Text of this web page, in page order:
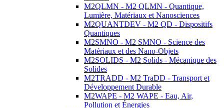
M2QLMN - M2 QLMN - Quantique,
Lumière, Matériaux et Nanosciences
M2QUANTDEV - M2 QD - Dispositifs
Quantiques
M2SMNO - M2 SMNO - Science des
Matériaux et des Nano-Objets
M2SOLIDS - M2 Solids - Mécanique des
Solides
M2TRADD - M2 TraDD - Transport et
Développement Durable
M2WAPE - M2 WAPE - Eau, Air,
Pollution et Énergies